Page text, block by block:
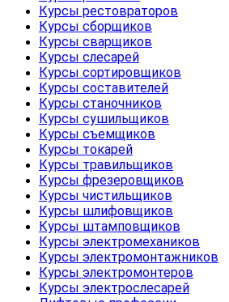
Курсы рестовраторов
Курсы сборщиков
Курсы сварщиков
Курсы слесарей
Курсы сортировщиков
Курсы составителей
Курсы станочников
Курсы сушильщиков
Курсы съемщиков
Курсы токарей
Курсы травильщиков
Курсы фрезеровщиков
Курсы чистильщиков
Курсы шлифовщиков
Курсы штамповщиков
Курсы электромехаников
Курсы электромонтажников
Курсы электромонтеров
Курсы электрослесарей